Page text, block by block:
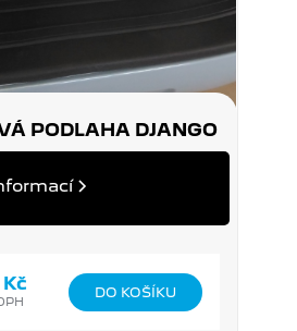
PODLAHA DJANGO
Kč